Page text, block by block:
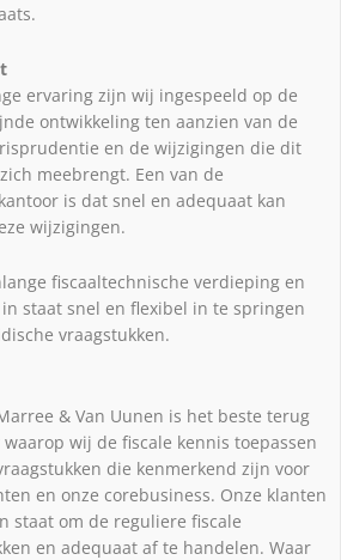
ervaring zijn wij ingespeeld op de
ontwikkeling ten aanzien van de
en de wijzigingen die dit
meebrengt. Een van de
is dat snel en adequaat kan
wijzigingen.
fiscaaltechnische verdieping en
staat snel en flexibel in te springen
vraagstukken.
& Van Uunen is het beste terug
wij de fiscale kennis toepassen
die kenmerkend zijn voor
en onze corebusiness. Onze klanten
staat om de reguliere fiscale
en adequaat af te handelen. Waar